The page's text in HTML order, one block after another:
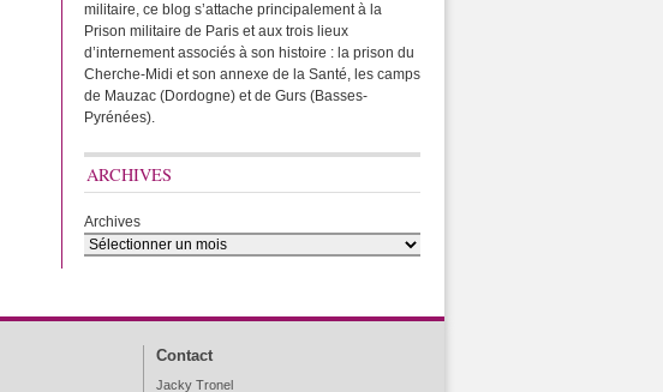
militaire, ce blog s’attache principalement à la
Prison militaire de Paris et aux trois lieux
d’internement associés à son histoire : la prison du
Cherche-Midi et son annexe de la Santé, les camps
de Mauzac (Dordogne) et de Gurs (Basses-
Pyrénées).
ARCHIVES
Archives
Contact
Jacky Tronel